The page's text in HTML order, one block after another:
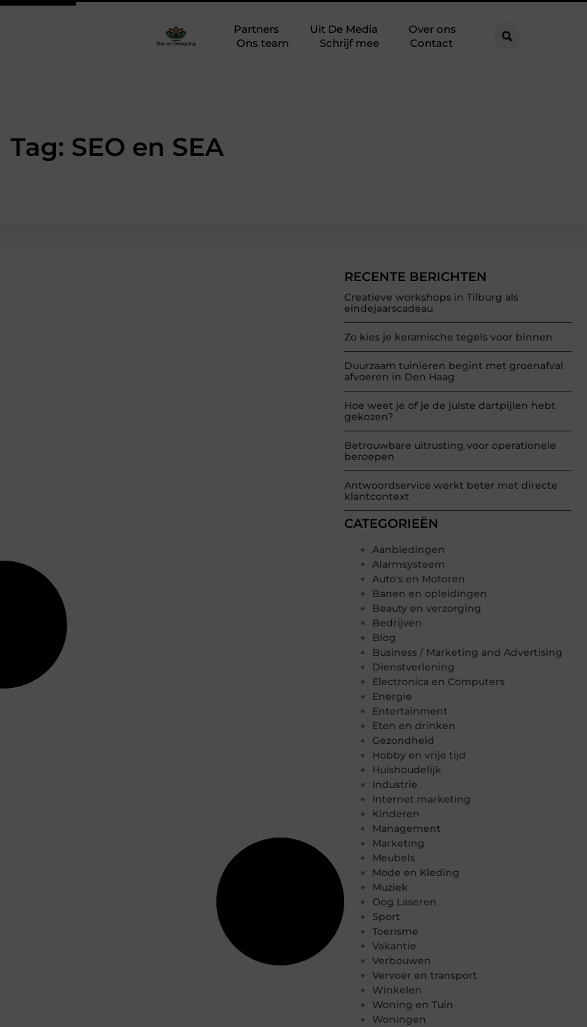
Partners Uit De Media
Over ons
Ons team
Schrijf mee Contact
Tag: SEO en SEA
RECENTE BERICHTEN
Creatieve workshops in Tilburg als
eindejaarscadeau
Zo kies je keramische tegels voor binnen
Duurzaam tuinieren begint met groenafval
afvoeren in Den Haag
Hoe weet je of je de juiste dartpijlen hebt
gekozen?
Betrouwbare uitrusting voor operationele
beroepen
Antwoordservice werkt beter met directe
klantcontext
CATEGORIEËN
Aanbiedingen
Alarmsysteem
Auto's en Motoren
Banen en opleidingen
Beauty en verzorging
Bedrijven
Blog
Business / Marketing and Advertising
Dienstverlening
Electronica en Computers
Energie
Entertainment
Eten en drinken
Gezondheid
Hobby en vrije tijd
Huishoudelijk
Industrie
Internet marketing
Kinderen
Management
Marketing
Meubels
Mode en Kleding
Muziek
Oog Laseren
Sport
Toerisme
Vakantie
Verbouwen
Vervoer en transport
Winkelen
Woning en Tuin
Woningen